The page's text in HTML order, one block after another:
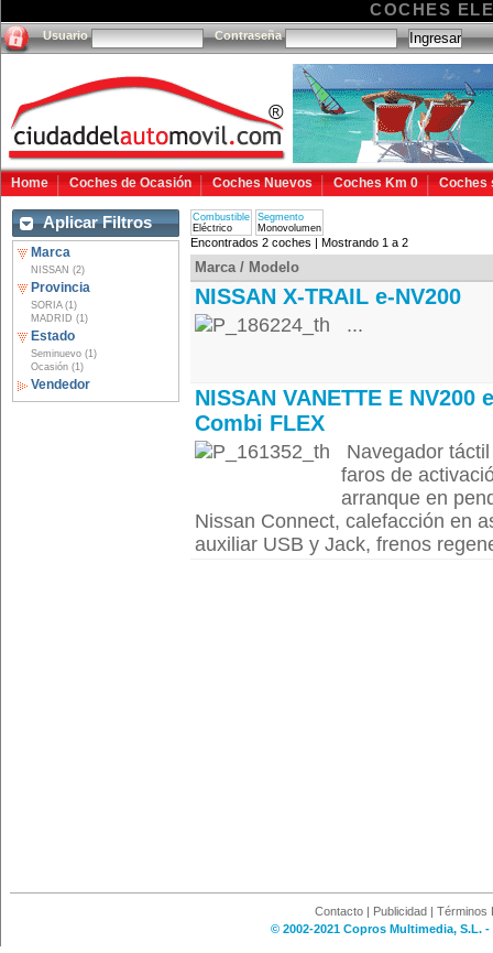
COCHES
Usuario Contraseña
Home Coches de Ocasión Coches Nuevos Coches Km 0 Coches
Aplicar Filtros
Marca
NISSAN (2)
Provincia
SORIA (1)
MADRID (1)
Estado
Seminuevo (1)
Ocasión (1)
Vendedor
Combustible
Eléctrico
Segmento
Monovolumen
Encontrados 2 coches | Mostrando 1 a 2
Marca / Modelo
NISSAN X-TRAIL e-NV200
...
NISSAN VANETTE E NV200
Combi FLEX
Navegador
faros de
arranque en
Nissan Connect, calefacción en
auxiliar USB y Jack, frenos
Contacto | Publicidad | Términos
© 2002-2021 Copros Multimedia, S.L.